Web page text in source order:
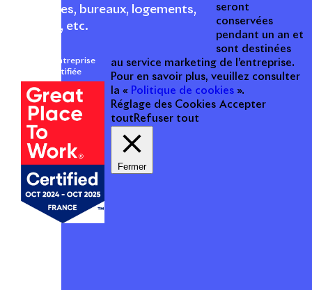
commerces, bureaux, logements,
hôtellerie, etc.
Une entreprise
certifiée
seront
conservées
pendant un an et
sont destinées
au service marketing de l’entreprise.
Pour en savoir plus, veuillez consulter
la « Politique de cookies ».
Réglage des Cookies Accepter
tout Refuser tout
Fermer